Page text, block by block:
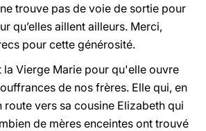
trouve pas de voie de sortie pour
qu’elles aillent ailleurs. Merci,
pour cette générosité.
la Vierge Marie pour qu'elle ouvre
de nos frères. Elle qui, en
route vers sa cousine Elizabeth qui
de mères enceintes ont trouvé